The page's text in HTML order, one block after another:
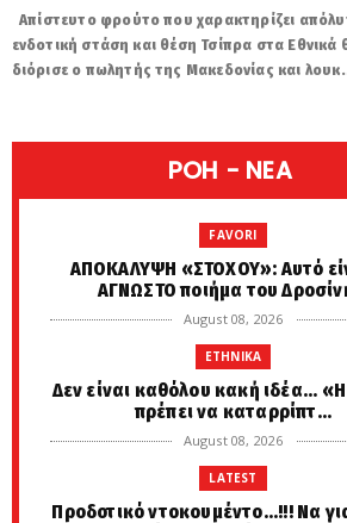
Απίστευτο φρούτο που χαρακτηρίζει
ενδοτική στάση και θέση Τσίπρα στα Εθνικά
διόρισε ο πωλητής της Μακεδονίας και
POH - NEA
FAVORI
ΑΠΟΚΑΛΥΨΗ «ΣΤΟΧΟΥ»: Αυτό
ΑΓΝΩΣΤΟ ποιήμα του
August 08, 2026
ETHNIKA
Δεν είναι καθόλου κακή ιδέα...
πρέπει να καταρρίπτ...
August 08, 2026
LATEST
Προδοτικό ντοκουμέντο...!!! Να